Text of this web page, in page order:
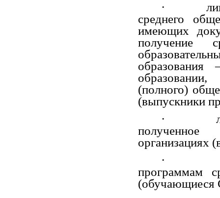
·
среднего
имеющих
получение
(полного)
(выпускники
·
организациях
·
программам